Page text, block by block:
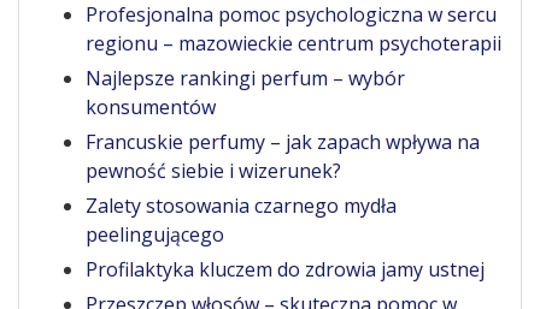
Profesjonalna pomoc psychologiczna w sercu
regionu – mazowieckie centrum psychoterapii
Najlepsze rankingi perfum – wybór
konsumentów
Francuskie perfumy – jak zapach wpływa na
pewność siebie i wizerunek?
Zalety stosowania czarnego mydła
peelingującego
Profilaktyka kluczem do zdrowia jamy ustnej